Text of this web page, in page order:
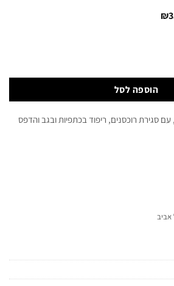
₪
הוספה לסל
עם סגירת רוכסנים, ריפוד בכתפיות ובגב והדפס